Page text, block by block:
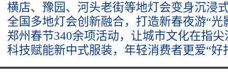
横店、豫园、河头老街等地灯会变身沉浸
全国多地灯会创新融合，打造新春夜游“光
郑州春节340余项活动，让城市文化在指尖
科技赋能新中式服装，年轻消费者更爱“好